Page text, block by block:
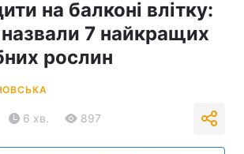
на балконі влітку:
7 найкращих
рослин
6 хв. 897